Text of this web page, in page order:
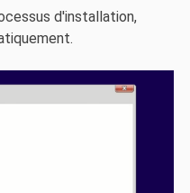
d'installation,